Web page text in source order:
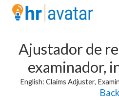
Ajustador de
examinador,
English: Claims Adjuster,
Back